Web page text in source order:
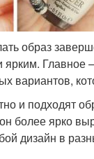
образ
Главное
вариантов,
и подходят
более ярко
дизайн в